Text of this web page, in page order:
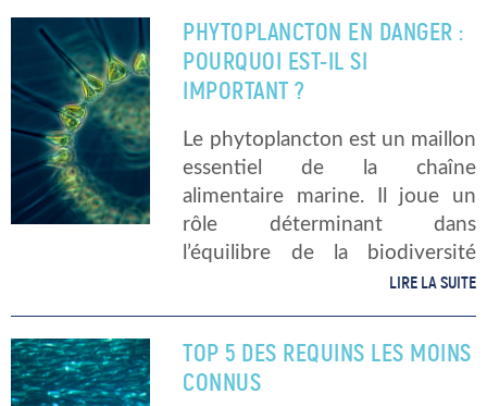
caractéristiques sur les […]
PHYTOPLANCTON EN DANGER :
POURQUOI EST-IL SI
IMPORTANT ?
Le phytoplancton est un maillon
essentiel de la chaîne
alimentaire marine. Il joue un
rôle déterminant dans
l’équilibre de la biodiversité
sous-marine mais également
scientifique se désole d’une
découverte peu réjouissante. Le
LIRE LA SUITE
TOP 5 DES REQUINS LES MOINS
CONNUS